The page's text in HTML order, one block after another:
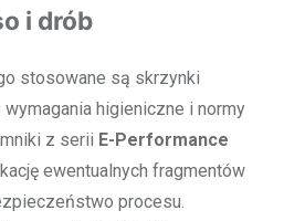
i drób
stosowane są skrzynki
higieniczne i normy
z serii E-Performance
ewentualnych fragmentów
procesu.